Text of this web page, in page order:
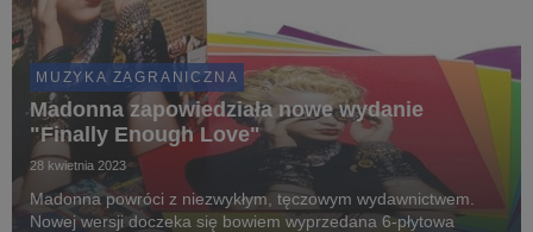
MUZYKA ZAGRANICZNA
Madonna zapowiedziała nowe wydanie
"Finally Enough Love"
28 kwietnia 2023
Madonna powróci z niezwykłym, tęczowym wydawnictwem.
Nowej wersji doczeka się bowiem wyprzedana 6-płytowa